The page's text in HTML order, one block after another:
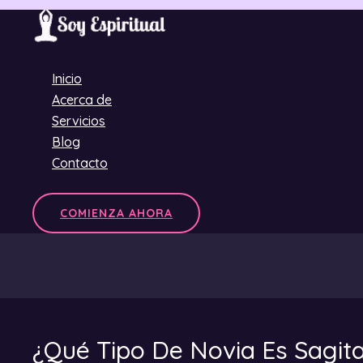
Ir
Inicio
Acerca de
Servicios
Blog
Contacto
COMIENZA AHORA
¿Qué Tipo De Novia Es